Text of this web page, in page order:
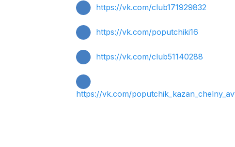
https://vk.com/club171929832
https://vk.com/poputchiki16
https://vk.com/club51140288
https://vk.com/